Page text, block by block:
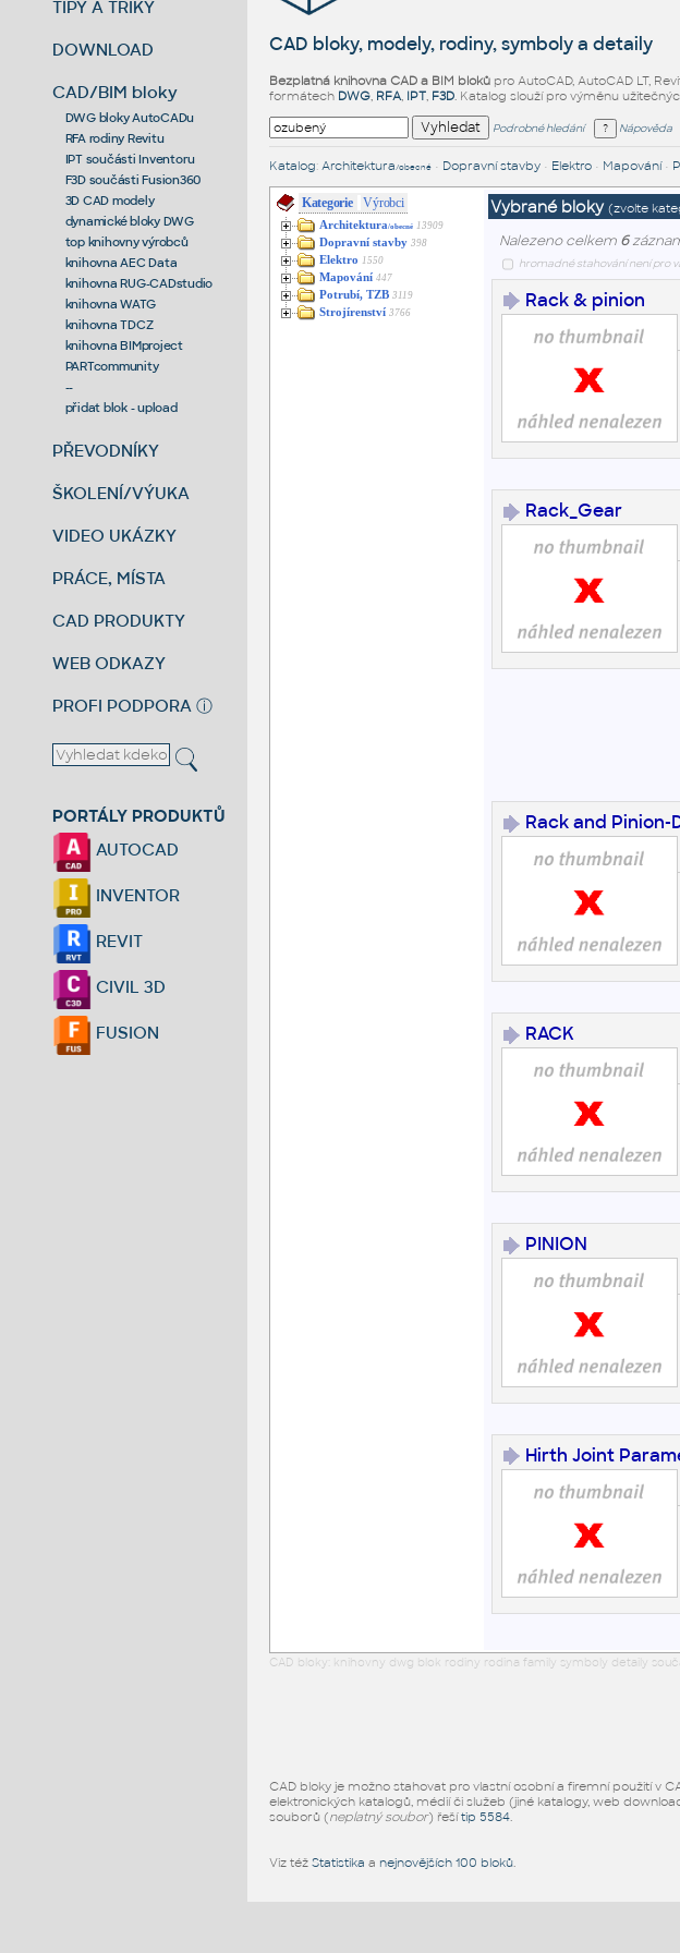
TIPY A TRIKY
DOWNLOAD
CAD/BIM bloky
DWG bloky AutoCADu
RFA rodiny Revitu
IPT součásti Inventoru
F3D součásti Fusion360
3D CAD modely
dynamické bloky DWG
top knihovny výrobců
knihovna AEC Data
knihovna RUG-CADstudio
knihovna WATG
knihovna TDCZ
knihovna BIMproject
PARTcommunity
--
přidat blok - upload
PŘEVODNÍKY
ŠKOLENÍ/VÝUKA
VIDEO UKÁZKY
PRÁCE, MÍSTA
CAD PRODUKTY
WEB ODKAZY
PROFI PODPORA ⓘ
PORTÁLY PRODUKTŮ
AUTOCAD
INVENTOR
REVIT
CIVIL 3D
FUSION
CAD bloky, modely, rodiny, symboly a detaily
Bezplatná knihovna CAD a BIM blokůpro AutoCAD, AutoCAD LT,
formátech DWG, RFA, IPT, F3D. Katalog slouží pro výměnu
Podrobné hledání Nápověda
Katalog: Architektura /obecné• Dopravní stavby• Elektro• Mapování•
Kategorie Výrobci
Architektura/obecné 13909
Dopravní stavby 398
Elektro 1550
Mapování 447
Potrubí, TZB 3119
Strojírenství 3766
Vybrané bloky (zvolte
Nalezeno celkem 6
hromadné stahování není pro
Rack & pinion
Rack_Gear
Rack and
RACK
PINION
Hirth Joint
CAD bloky: knihovny dwg blok rodiny rodina family symboly detaily
CAD bloky je možno stahovat pro vlastní osobní a firemní použití v
elektronických katalogů, médií či služeb (jiné katalogy, web
souborů (neplatný soubor) řešítip 5584.
Viz též Statistika a nejnovějších 100 bloků.